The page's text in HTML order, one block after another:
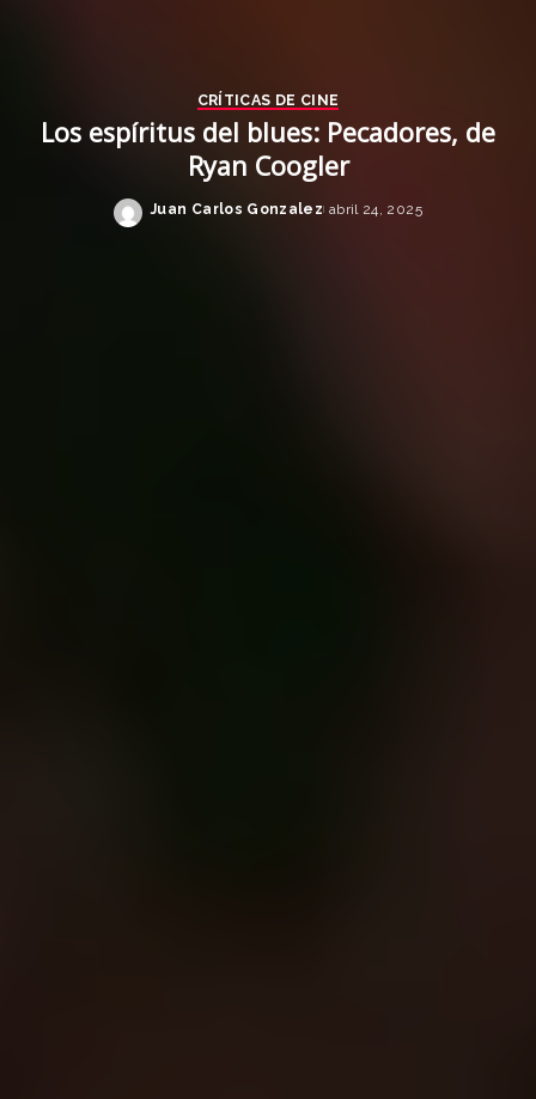
CRÍTICAS DE CINE
Los espíritus del blues: Pecadores, de
Ryan Coogler
Posted
Juan Carlos Gonzalez abril 24, 2025